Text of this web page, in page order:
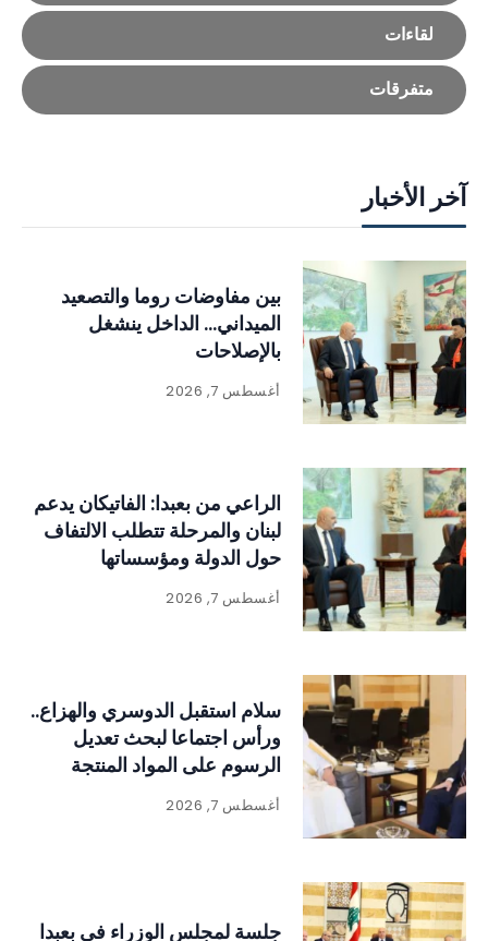
لقاءات
متفرقات
آخر الأخبار
بين مفاوضات روما والتصعيد
الميداني… الداخل ينشغل
بالإصلاحات
أغسطس 7, 2026
الراعي من بعبدا: الفاتيكان يدعم
لبنان والمرحلة تتطلب الالتفاف
حول الدولة ومؤسساتها
أغسطس 7, 2026
سلام استقبل الدوسري والهزاع..
ورأس اجتماعا لبحث تعديل
الرسوم على المواد المنتجة
للنفايات
أغسطس 7, 2026
جلسة لمجلس الوزراء في بعبدا